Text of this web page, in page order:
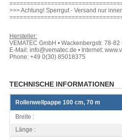
>>> Achtung! Sperrgut - Versand nur
Hersteller:
VEMATEC GmbH • Wackenbergstr. 78-
E-Mail: info@vematec.de • Internet:
Phone: +49 0(30) 85018375
TECHNISCHE INFORMATIONEN
Rollenwellpappe 100 cm, 70 m
Breite :
Länge :